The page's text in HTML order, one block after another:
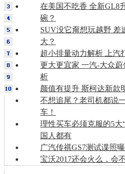
在美国不吃香 全新GL8
碗？
SUV没它甭想玩越野 差
大？
超小排量动力解析 上汽
更大更宜家 一汽-大众
析
颜值有提升 斯柯达新款
不想追尾？老司机都说
车！
理性买车必须克服的5大
国人都有
广汽传祺GS7测试谍照
宝沃2017还会火么，会